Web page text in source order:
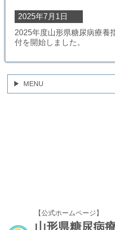
2025年7月1日
2025年度山形県糖尿病療養
付を開始しました。
MENU
【公式ホームページ】
山形県糖尿病